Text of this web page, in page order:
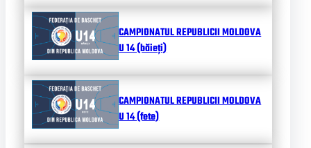
CAMPIONATUL REPUBLICII MOLDOVA
U 14 (băieți)
CAMPIONATUL REPUBLICII MOLDOVA
U 14 (fete)